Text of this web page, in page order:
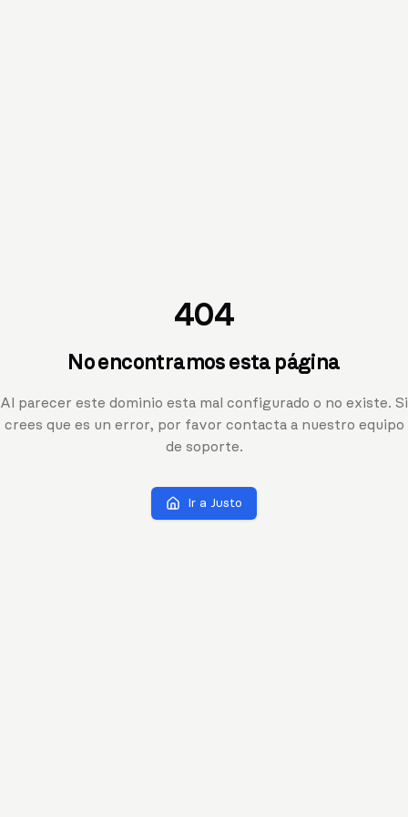
404
No encontramos esta página
Al parecer este dominio esta mal configurado o no existe. Si
crees que es un error, por favor contacta a nuestro equipo
de soporte.
Ir a Justo